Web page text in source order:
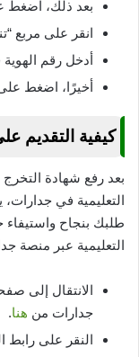
بعد ذلك، اضغط
انقر على مربع
أدخل رقم
أخيرًا، اضغط
كيفية التقديم
بعد رفع شهادة
التعليمية في
طلبك بنجاح واستيفاء
التعليمية عبر منصة
الانتقال إلى
جدارات من هنا.
النقر على رابط